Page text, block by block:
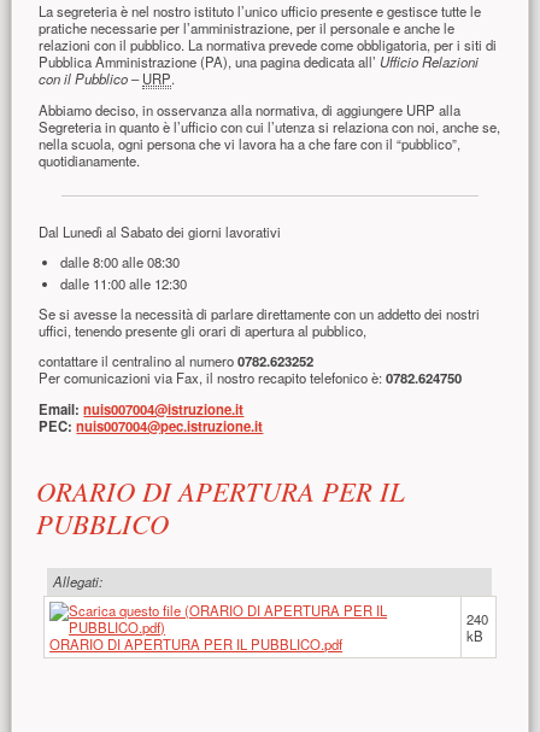
La segreteria è nel nostro istituto l’unico ufficio presente e gestisce tutte le
pratiche necessarie per l’amministrazione, per il personale e anche le
relazioni con il pubblico. La normativa prevede come obbligatoria, per i siti di
Pubblica Amministrazione (PA), una pagina dedicata all’ Ufficio Relazioni
con il Pubblico–URP.
Abbiamo deciso, in osservanza alla normativa, di aggiungere URP alla
Segreteria in quanto è l’ufficio con cui l’utenza si relaziona con noi, anche se,
nella scuola, ogni persona che vi lavora ha a che fare con il “pubblico”,
quotidianamente.
Dal Lunedì al Sabato dei giorni lavorativi
dalle 8:00 alle 08:30
dalle 11:00 alle 12:30
Se si avesse la necessità di parlare direttamente con un addetto dei nostri
uffici, tenendo presente gli orari di apertura al pubblico,
contattare il centralino al numero0782.623252
Per comunicazioni via Fax, il nostro recapito telefonico è:0782.624750
Email: nuis007004@istruzione.it
PEC: nuis007004@pec.istruzione.it
ORARIO DI APERTURA PER IL
PUBBLICO
Allegati:
ORARIO DI APERTURA PER IL PUBBLICO.pdf
240
kB